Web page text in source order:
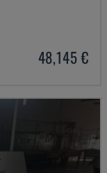
48,145 €